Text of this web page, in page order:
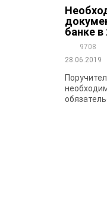
банке в
9708
28.06.2019